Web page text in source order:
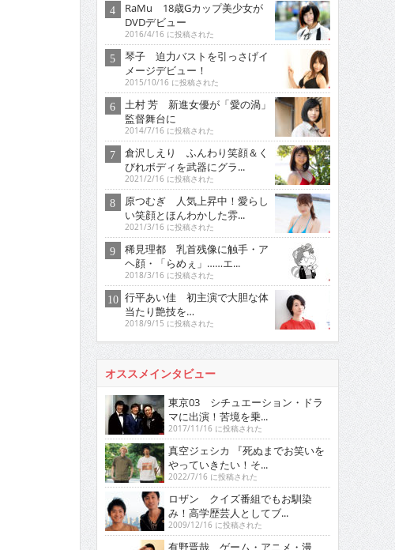
RaMu 18歳Gカップ美少女が
DVDデビュー
2016/4/16 に投稿された
琴子 迫力バストを引っさげイ
メージデビュー！
2015/10/16 に投稿された
土村 芳 新進女優が「愛の渦」
監督舞台に
2014/7/16 に投稿された
倉沢しえり ふんわり笑顔＆く
びれボディを武器にグラ...
2021/2/16 に投稿された
原つむぎ 人気上昇中！愛らし
い笑顔とほんわかした雰...
2021/3/16 に投稿された
稀見理都 乳首残像に触手・ア
ヘ顔・「らめぇ」……エ...
2018/3/16 に投稿された
行平あい佳 初主演で大胆な体
当たり艶技を…
2018/9/15 に投稿された
オススメインタビュー
東京03 シチュエーション・ドラ
マに出演！苦境を乗...
2017/11/16 に投稿された
真空ジェシカ 『死ぬまでお笑いを
やっていきたい！そ...
2022/7/16 に投稿された
ロザン クイズ番組でもお馴染
み！高学歴芸人としてブ...
2009/12/16 に投稿された
有野晋哉 ゲーム・アニメ・漫